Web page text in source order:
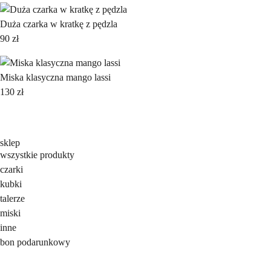
Duża czarka w kratkę z pędzla
90 zł
Miska klasyczna mango lassi
130 zł
sklep
wszystkie produkty
czarki
kubki
talerze
miski
inne
bon podarunkowy